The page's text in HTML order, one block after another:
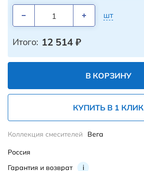
шт
Итого: 12 514 ₽
В КОРЗИНУ
КУПИТЬ В 1 КЛИК
Гарантия и возврат i
Коллекция смесителей Вега
Россия